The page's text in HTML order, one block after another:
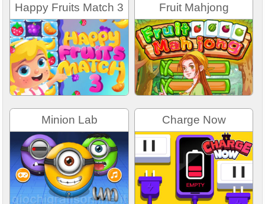
Happy Fruits Match 3 Fruit Mahjong
Minion Lab Charge Now